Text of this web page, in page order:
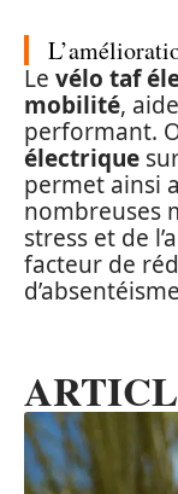
Le vélo taf
mobilité,
performant.
électrique
permet ainsi
nombreuses
stress et de
facteur de